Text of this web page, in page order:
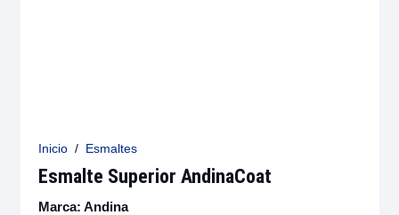
Inicio / Esmaltes
Esmalte Superior AndinaCoat
Marca: Andina